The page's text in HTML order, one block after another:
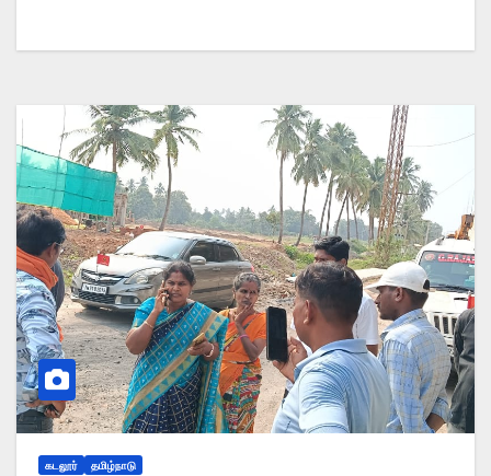
கடலூர் தமிழ்நாடு